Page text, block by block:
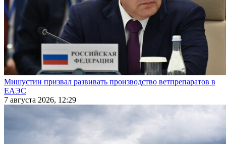
Мишустин призвал развивать производство ветпрепаратов в
ЕАЭС
7 августа 2026, 12:29